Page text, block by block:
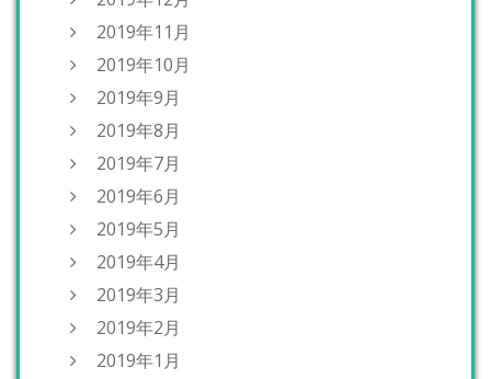
2019年11月
2019年10月
2019年9月
2019年8月
2019年7月
2019年6月
2019年5月
2019年4月
2019年3月
2019年2月
2019年1月